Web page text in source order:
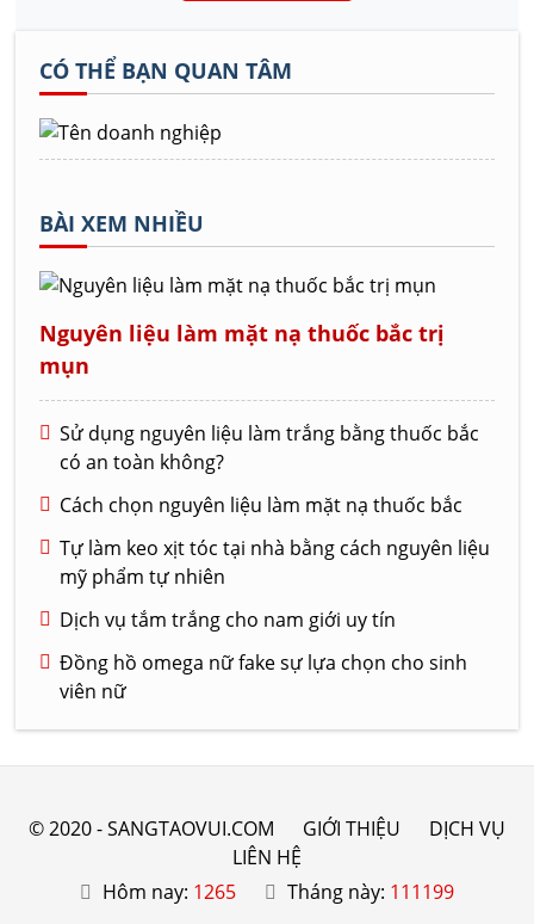
CÓ THỂ BẠN QUAN TÂM
BÀI XEM NHIỀU
Nguyên liệu làm mặt nạ thuốc bắc trị
mụn
Sử dụng nguyên liệu làm trắng bằng thuốc bắc
có an toàn không?
Cách chọn nguyên liệu làm mặt nạ thuốc bắc
Tự làm keo xịt tóc tại nhà bằng cách nguyên liệu
mỹ phẩm tự nhiên
Dịch vụ tắm trắng cho nam giới uy tín
Đồng hồ omega nữ fake sự lựa chọn cho sinh
viên nữ
© 2020 - SANGTAOVUI.COM GIỚI THIỆU
DỊCH VỤ
LIÊN HỆ
Hôm nay: 1265 Tháng này: 111199